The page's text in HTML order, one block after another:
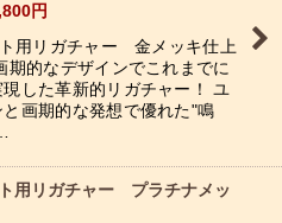
円
用リガチャー 金メッキ仕上
期的なデザインでこれまでに
した革新的リガチャー！ ユ
画期的な発想で優れた"鳴
用リガチャー プラチナメッ